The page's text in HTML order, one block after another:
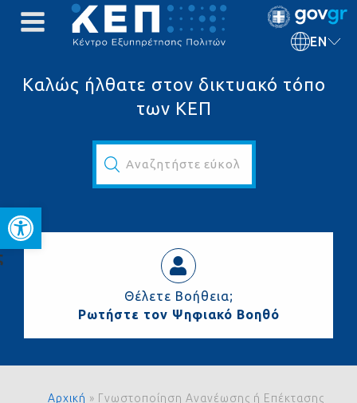
Open toolbar
EN
Καλώς ήλθατε στον δικτυακό τόπο
των ΚΕΠ
Αναζητήστε εύκολα και γρήγορα...
Θέλετε Βοήθεια;
Ρωτήστε τον Ψηφιακό Βοηθό
Αρχική » Γνωστοποίηση Ανανέωσης ή Επέκτασης